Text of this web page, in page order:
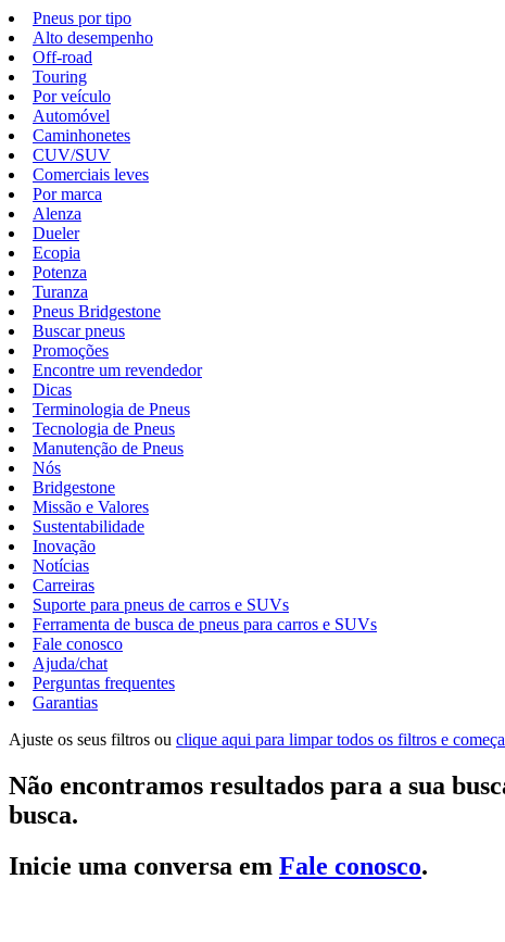
Pneus por tipo
Alto desempenho
Off-road
Touring
Por veículo
Automóvel
Caminhonetes
CUV/SUV
Comerciais leves
Por marca
Alenza
Dueler
Ecopia
Potenza
Turanza
Pneus Bridgestone
Buscar pneus
Promoções
Encontre um revendedor
Dicas
Terminologia de Pneus
Tecnologia de Pneus
Manutenção de Pneus
Nós
Bridgestone
Missão e Valores
Sustentabilidade
Inovação
Notícias
Carreiras
Suporte para pneus de carros e SUVs
Ferramenta de busca de pneus para carros e SUVs
Fale conosco
Ajuda/chat
Perguntas frequentes
Garantias
Ajuste os seus filtros ou clique aqui para limpar todos os filtros e
Não encontramos resultados para a sua
busca.
Inicie uma conversa em Fale conosco.